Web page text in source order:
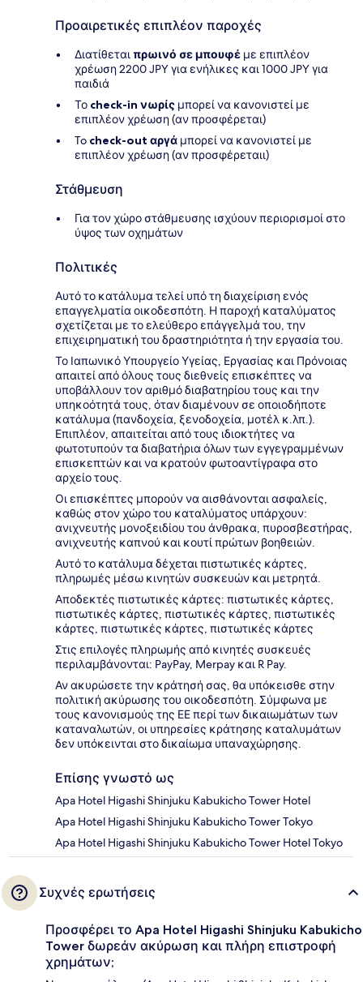
Προαιρετικές επιπλέον παροχές
Διατίθεταιπρωινό σε μπουφέ με επιπλέον
χρέωση 2200 JPY για ενήλικες και 1000 JPY για
παιδιά
Το check-in νωρίς μπορεί να κανονιστεί με
επιπλέον χρέωση (αν προσφέρεται)
To check-out αργά μπορεί να κανονιστεί με
επιπλέον χρέωση (αν προσφέρεταιι)
Στάθμευση
Για τον χώρο στάθμευσης ισχύουν περιορισμοί στο
ύψος των οχημάτων
Πολιτικές
Αυτό το κατάλυμα τελεί υπό τη διαχείριση ενός
επαγγελματία οικοδεσπότη. Η παροχή καταλύματος
σχετίζεται με το ελεύθερο επάγγελμά του, την
επιχειρηματική του δραστηριότητα ή την εργασία του.
Το Ιαπωνικό Υπουργείο Υγείας, Εργασίας και Πρόνοιας
απαιτεί από όλους τους διεθνείς επισκέπτες να
υποβάλλουν τον αριθμό διαβατηρίου τους και την
υπηκοότητά τους, όταν διαμένουν σε οποιοδήποτε
κατάλυμα (πανδοχεία, ξενοδοχεία, μοτέλ κ.λπ.).
Επιπλέον, απαιτείται από τους ιδιοκτήτες να
φωτοτυπούν τα διαβατήρια όλων των εγγεγραμμένων
επισκεπτών και να κρατούν φωτοαντίγραφα στο
αρχείο τους.
Οι επισκέπτες μπορούν να αισθάνονται ασφαλείς,
καθώς στον χώρο του καταλύματος υπάρχουν:
ανιχνευτής μονοξειδίου του άνθρακα, πυροσβεστήρας,
ανιχνευτής καπνού και κουτί πρώτων βοηθειών.
Αυτό το κατάλυμα δέχεται πιστωτικές κάρτες,
πληρωμές μέσω κινητών συσκευών και μετρητά.
Αποδεκτές πιστωτικές κάρτες: πιστωτικές κάρτες,
πιστωτικές κάρτες, πιστωτικές κάρτες, πιστωτικές
κάρτες, πιστωτικές κάρτες, πιστωτικές κάρτες
Στις επιλογές πληρωμής από κινητές συσκευές
περιλαμβάνονται: PayPay, Merpay και R Pay.
Αν ακυρώσετε την κράτησή σας, θα υπόκεισθε στην
πολιτική ακύρωσης του οικοδεσπότη. Σύμφωνα με
τους κανονισμούς της ΕΕ περί των δικαιωμάτων των
καταναλωτών, οι υπηρεσίες κράτησης καταλυμάτων
δεν υπόκεινται στο δικαίωμα υπαναχώρησης.
Επίσης γνωστό ως
Apa Hotel Higashi Shinjuku Kabukicho Tower Hotel
Apa Hotel Higashi Shinjuku Kabukicho Tower Tokyo
Apa Hotel Higashi Shinjuku Kabukicho Tower Hotel Tokyo
Συχνές ερωτήσεις
Προσφέρει το Apa Hotel Higashi Shinjuku Kabukicho
Tower δωρεάν ακύρωση και πλήρη επιστροφή
χρημάτων;